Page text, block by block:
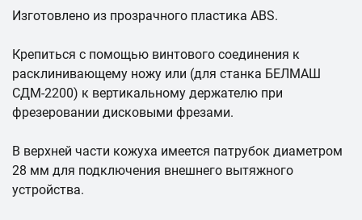
Изготовлено из прозрачного пластика ABS.
Крепиться с помощью винтового соединения к
расклинивающему ножу или (для станка БЕЛМАШ
СДМ-2200) к вертикальному держателю при
фрезеровании дисковыми фрезами.
В верхней части кожуха имеется патрубок диаметром
28 мм для подключения внешнего вытяжного
устройства.